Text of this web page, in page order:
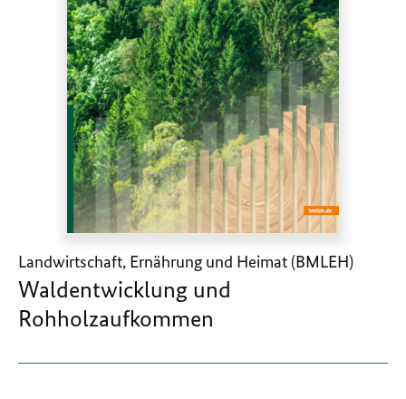
Landwirtschaft, Ernährung und Heimat (BMLEH)
Waldentwicklung und
Rohholzaufkommen